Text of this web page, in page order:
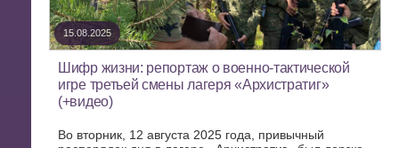
15.08.2025
Шифр жизни: репортаж о военно-тактической
игре третьей смены лагеря «Архистратиг»
(+видео)
Во вторник, 12 августа 2025 года, привычный